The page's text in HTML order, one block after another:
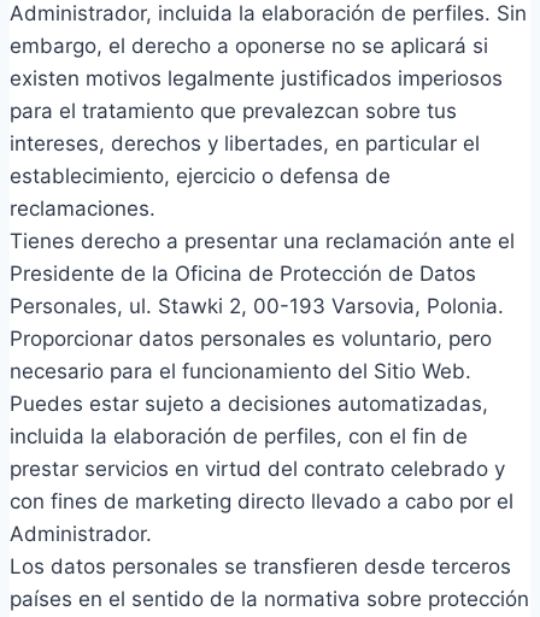
Administrador, incluida la elaboración de perfiles. Sin
embargo, el derecho a oponerse no se aplicará si
existen motivos legalmente justificados imperiosos
para el tratamiento que prevalezcan sobre tus
intereses, derechos y libertades, en particular el
establecimiento, ejercicio o defensa de
reclamaciones.
Tienes derecho a presentar una reclamación ante el
Presidente de la Oficina de Protección de Datos
Personales, ul. Stawki 2, 00-193 Varsovia, Polonia.
Proporcionar datos personales es voluntario, pero
necesario para el funcionamiento del Sitio Web.
Puedes estar sujeto a decisiones automatizadas,
incluida la elaboración de perfiles, con el fin de
prestar servicios en virtud del contrato celebrado y
con fines de marketing directo llevado a cabo por el
Administrador.
Los datos personales se transfieren desde terceros
países en el sentido de la normativa sobre protección